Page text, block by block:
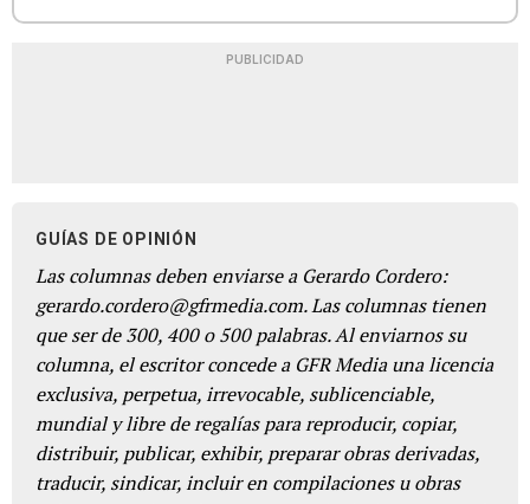
PUBLICIDAD
GUÍAS DE OPINIÓN
Las columnas deben enviarse a Gerardo Cordero:
gerardo.cordero@gfrmedia.com. Las columnas tienen
que ser de 300, 400 o 500 palabras. Al enviarnos su
columna, el escritor concede a GFR Media una licencia
exclusiva, perpetua, irrevocable, sublicenciable,
mundial y libre de regalías para reproducir, copiar,
distribuir, publicar, exhibir, preparar obras derivadas,
traducir, sindicar, incluir en compilaciones u obras